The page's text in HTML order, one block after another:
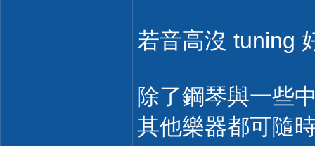
若音高沒 tuning
除了鋼琴與一些
其他樂器都可隨